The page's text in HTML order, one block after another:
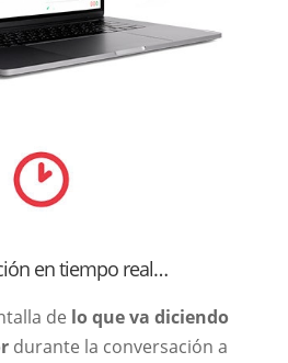
en tiempo real…
de lo que va diciendo
durante la conversación a